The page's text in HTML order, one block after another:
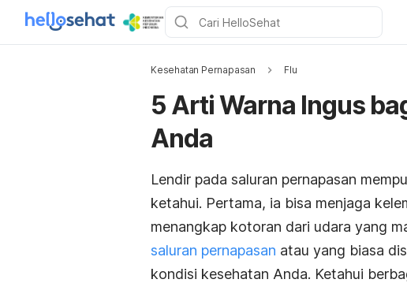
Kesehatan Pernapasan Flu
5 Arti Warna Ingus
Anda
Lendir pada saluran pernapasan
ketahui. Pertama, ia bisa menjaga
menangkap kotoran dari udara yang
saluran pernapasan atau yang biasa
kondisi kesehatan Anda. Ketahui